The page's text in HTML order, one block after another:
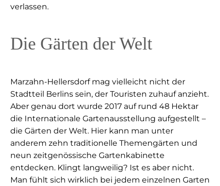
verlassen.
Die Gärten der Welt
Marzahn-Hellersdorf mag vielleicht nicht der
Stadtteil Berlins sein, der Touristen zuhauf anzieht.
Aber genau dort wurde 2017 auf rund 48 Hektar
die Internationale Gartenausstellung aufgestellt –
die Gärten der Welt. Hier kann man unter
anderem zehn traditionelle Themengärten und
neun zeitgenössische Gartenkabinette
entdecken. Klingt langweilig? Ist es aber nicht.
Man fühlt sich wirklich bei jedem einzelnen Garten